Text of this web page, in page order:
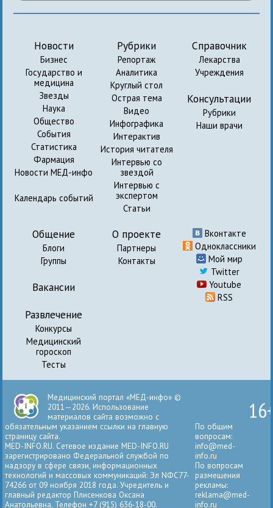
Новости
Бизнес
Государство и
медицина
Звезды
Наука
Общество
События
Статистика
Фармация
Новости МЕД-инфо
Календарь событий
Рубрики
Репортаж
Аналитика
Круглый стол
Острая тема
Видео
Инфографика
Интерактив
История читателя
Интервью со
звездой
Интервью с
экспертом
Статьи
Справочник
Лекарства
Учреждения
Консультации
Рубрики
Наши врачи
Общение
Блоги
Группы
Вакансии
Развлечение
Конкурсы
Медицинский
гороскоп
Тесты
О проекте
Партнеры
Контакты
Вконтакте
Одноклассники
Мой мир
Twitter
Youtube
RSS
Медицинский портал «МЕД-инфо» ©
2011—2026. Использование
материалов сайта возможно с
обязательным указанием ссылки на главную
страницу сайта.
MED-INFO.RU. Сетевое издание MED-INFO.RU
зарегистрировано Федеральной службой по
надзору в сфере связи, информационных
технологий и массовых коммуникаций: Эл NФС77-
74266 от 09 ноября 2018 года. Учредитель и
главный редактор Плисенкова Оксана
Анатольевна. Телефон +7 (915) 636-18-00.
По общим
вопросам:
info@med-
info.ru
По вопросам
размещения
рекламы:
reklama@med-
info.ru